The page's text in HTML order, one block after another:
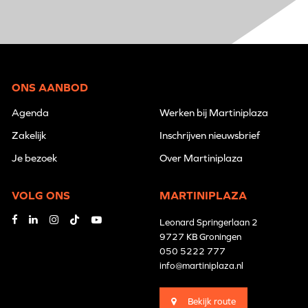
ONS AANBOD
Agenda
Zakelijk
Je bezoek
Werken bij Martiniplaza
Inschrijven nieuwsbrief
Over Martiniplaza
VOLG ONS MARTINIPLAZA
Leonard Springerlaan 2
9727 KB Groningen
050 5222 777
info@martiniplaza.nl
Bekijk route